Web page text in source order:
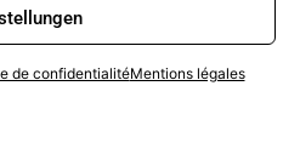
de confidentialitéMentions légales